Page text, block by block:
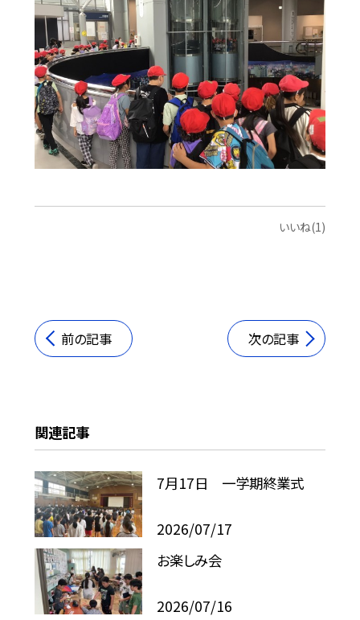
いいね(1)
前の記事 次の記事
関連記事
7月17日 一学期終業式
2026/07/17
お楽しみ会
2026/07/16